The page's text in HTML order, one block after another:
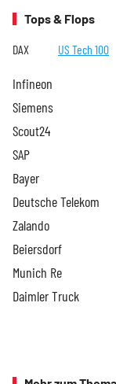
Tops & Flops
DAX US Tech 100
Infineon
Siemens
Scout24
SAP
Bayer
Deutsche Telekom
Zalando
Beiersdorf
Munich Re
Daimler Truck